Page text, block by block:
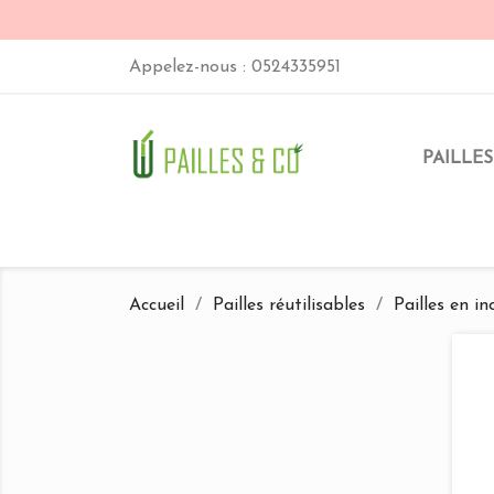
Appelez-nous : 0524335951
Accueil Pailles réutilisables Pailles en